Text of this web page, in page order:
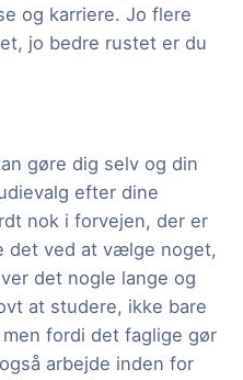
og karriere. Jo flere
jo bedre rustet er du
gøre dig selv og din
efter dine
nok i forvejen, der er
det ved at vælge noget,
det nogle lange og
at studere, ikke bare
fordi det faglige gør
arbejde inden for